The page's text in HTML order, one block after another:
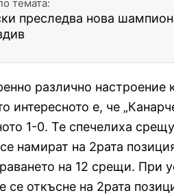
темата:
преследва нова
различно настроение
интересното е, че
1-0. Те спечелиха
намират на 2рата
на 12 срещи. При
се откъсне на 2рата